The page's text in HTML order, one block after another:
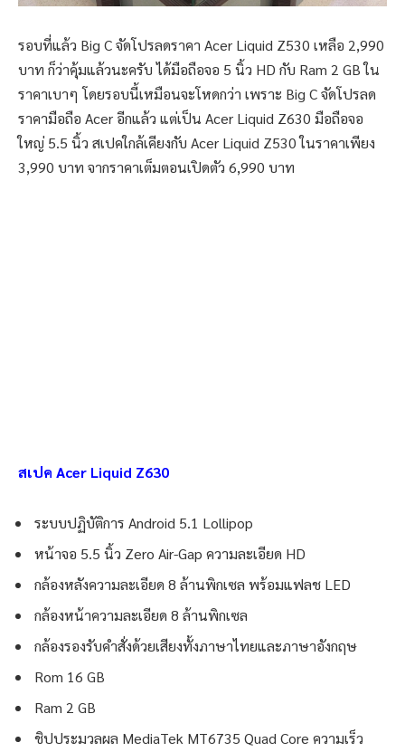
รอบที่แล้ว Big C จัดโปรลดราคา Acer Liquid Z530 เหลือ 2,990
บาท ก็ว่าคุ้มแล้วนะครับ ได้มือถือจอ 5 นิ้ว HD กับ Ram 2 GB ใน
ราคาเบาๆ โดยรอบนี้เหมือนจะโหดกว่า เพราะ Big C จัดโปรลด
ราคามือถือ Acer อีกแล้ว แต่เป็น Acer Liquid Z630 มือถือจอ
ใหญ่ 5.5 นิ้ว สเปคใกล้เคียงกับ Acer Liquid Z530 ในราคาเพียง
3,990 บาท จากราคาเต็มตอนเปิดตัว 6,990 บาท
สเปค Acer Liquid Z630
ระบบปฏิบัติการ Android 5.1 Lollipop
หน้าจอ 5.5 นิ้ว Zero Air-Gap ความละเอียด HD
กล้องหลังความละเอียด 8 ล้านพิกเซล พร้อมแฟลช LED
กล้องหน้าความละเอียด 8 ล้านพิกเซล
กล้องรองรับคำสั่งด้วยเสียงทั้งภาษาไทยและภาษาอังกฤษ
Rom 16 GB
Ram 2 GB
ชิปประมวลผล MediaTek MT6735 Quad Core ความเร็ว